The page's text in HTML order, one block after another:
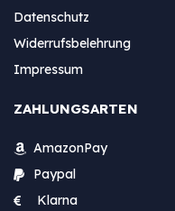
Datenschutz
Widerrufsbelehrung
Impressum
ZAHLUNGSARTEN
AmazonPay
Paypal
Klarna